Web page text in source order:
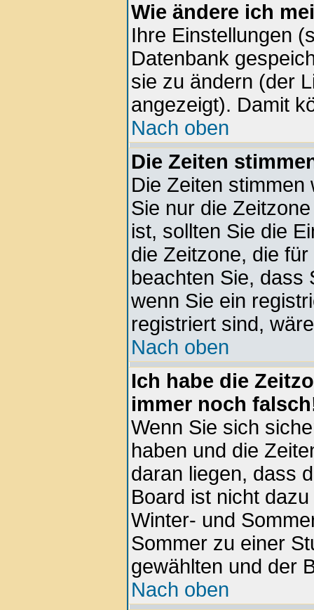
Wie ändere ich
Ihre Einstellungen
Datenbank
sie zu ändern (der
angezeigt). Damit
Nach oben
Die Zeiten
Die Zeiten
Sie nur die
ist, sollten Sie die
die Zeitzone, die
beachten Sie, dass
wenn Sie ein
registriert sind,
Nach oben
Ich habe die
immer noch
Wenn Sie sich
haben und die
daran liegen, dass
Board ist nicht
Winter- und
Sommer zu einer
gewählten und der
Nach oben